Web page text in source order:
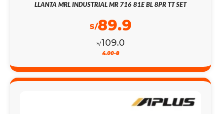
LLANTA MRL INDUSTRIAL MR 716 81E BL 8PR TT SET
S/109.0
S/89.9
4.00-8